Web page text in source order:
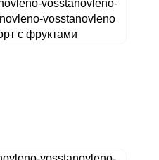
с фруктами